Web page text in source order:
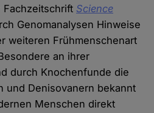
Science
Genomanalysen Hinweise
weiteren Frühmenschenart
an ihrer
durch Knochenfunde die
und Denisovanern bekannt
Menschen direkt